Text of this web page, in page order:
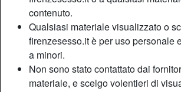
contenuto.
Qualsiasi materiale visualizzato o
firenzesesso.it è per uso personale
a minori.
Non sono stato contattato dai
materiale, e scelgo volentieri di
Nickname:
Età:
34
Paese:
Italia
Provincia:
Prato
Sesso:
Donna